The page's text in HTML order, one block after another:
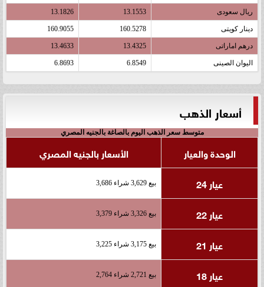
ريال سعودى 13.1553
13.1826
دينار كويتى 160.5278
160.9055
درهم اماراتى 13.4325
13.4633
اليوان الصينى 6.8549
6.8693
أسعار الذهب
متوسط سعر الذهب اليوم بالصاغة بالجنيه المصري
الوحدة والعيار
الأسعار بالجنيه المصري
عيار 24
بيع 3,629 شراء 3,686
عيار 22 بيع 3,326 شراء 3,379
عيار 21 بيع 3,175 شراء 3,225
عيار 18 بيع 2,721 شراء 2,764